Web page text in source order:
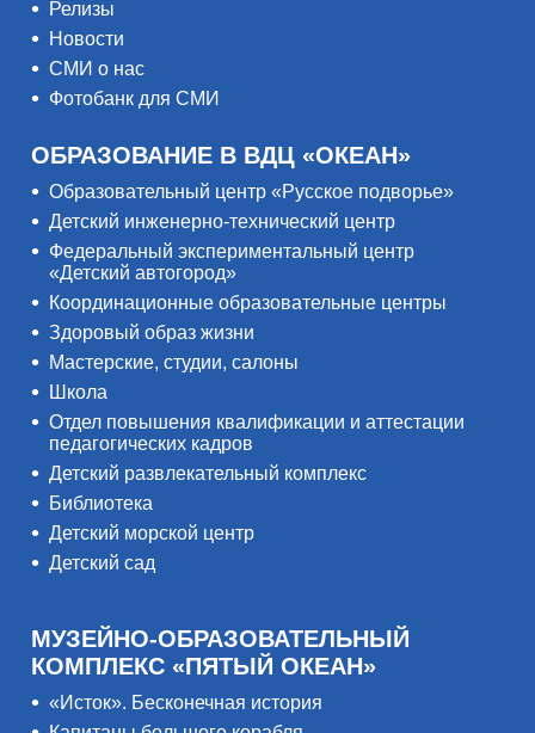
Релизы
Новости
СМИ о нас
Фотобанк для СМИ
ОБРАЗОВАНИЕ В ВДЦ «ОКЕАН»
Образовательный центр «Русское подворье»
Детский инженерно-технический центр
Федеральный экспериментальный центр
«Детский автогород»
Координационные образовательные центры
Здоровый образ жизни
Мастерские, студии, салоны
Школа
Отдел повышения квалификации и аттестации
педагогических кадров
Детский развлекательный комплекс
Библиотека
Детский морской центр
Детский сад
МУЗЕЙНО-ОБРАЗОВАТЕЛЬНЫЙ
КОМПЛЕКС «ПЯТЫЙ ОКЕАН»
«Исток». Бесконечная история